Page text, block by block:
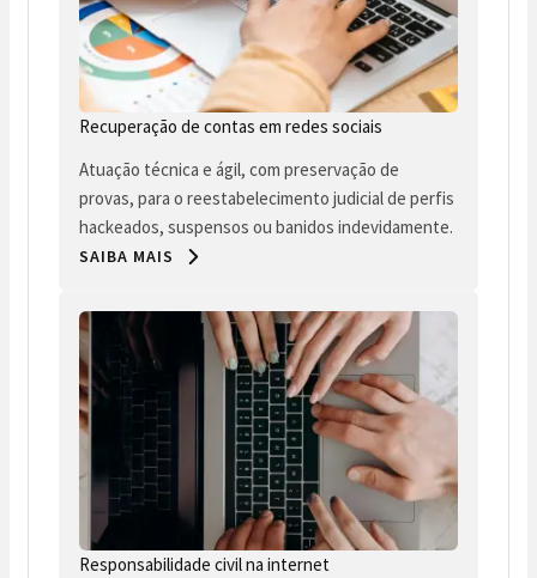
Recuperação de contas em redes sociais
Atuação técnica e ágil, com preservação de
provas, para o reestabelecimento judicial de perfis
hackeados, suspensos ou banidos indevidamente.
SAIBA MAIS
Responsabilidade civil na internet